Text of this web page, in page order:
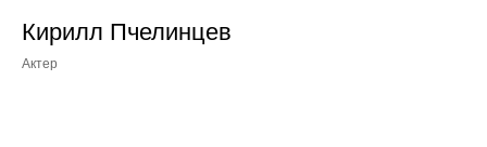
Кирилл Пчелинцев
Актер